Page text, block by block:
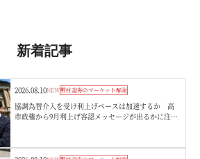
新着記事
2026.08.10NEW野村證券のマーケット解説
協調為替介入を受け利上げペースは加速するか 高
市政権から9月利上げ容認メッセージが出るかに注